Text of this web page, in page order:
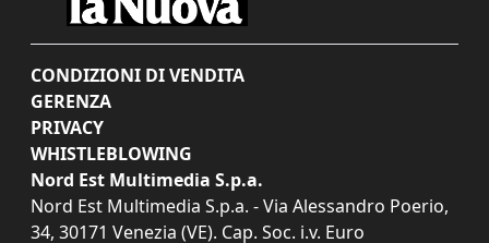
CONDIZIONI DI VENDITA
GERENZA
PRIVACY
WHISTLEBLOWING
Nord Est Multimedia S.p.a.
Nord Est Multimedia S.p.a. - Via Alessandro Poerio,
34, 30171 Venezia (VE). Cap. Soc. i.v. Euro